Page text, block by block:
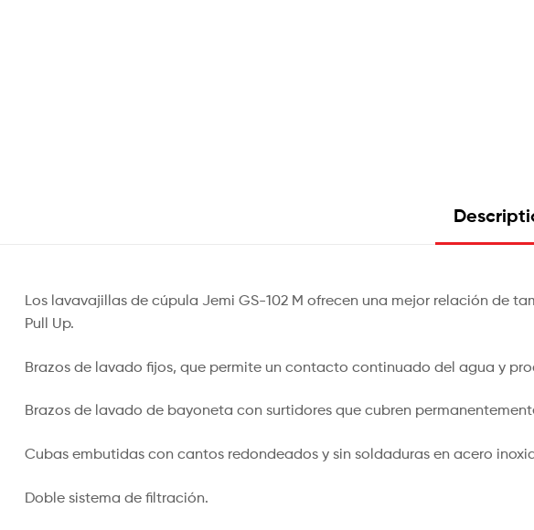
Los lavavajillas de cúpula Jemi GS-102 M ofrecen una mejor relación de
Pull Up.
Brazos de lavado fijos, que permite un contacto continuado del agua y
Brazos de lavado de bayoneta con surtidores que cubren
Cubas embutidas con cantos redondeados y sin soldaduras en acero
Doble sistema de filtración.